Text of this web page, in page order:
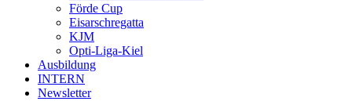
Förde Cup
Eisarschregatta
KJM
Opti-Liga-Kiel
Ausbildung
INTERN
Newsletter